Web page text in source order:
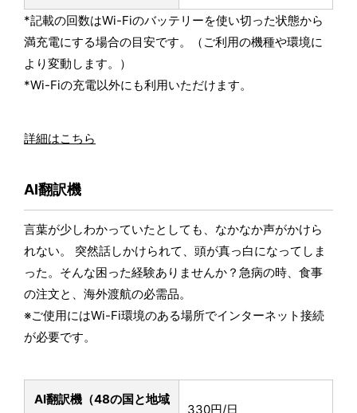
*記載の回数はWi-Fiのバッテリーを使い切った状態から
満充電にする場合の目安です。（ご利用の機種や環境に
より変動します。）
*Wi-Fiの充電以外にも利用いただけます。
詳細はこちら
AI翻訳機
言葉が少しわかっていたとしても、なかなか声がかけら
れない。 突然話しかけられて、頭が真っ白になってしま
った。そんな困った経験ありませんか？急病の時、食事
の注文と、海外渡航の必需品。
※ご使用にはWi-Fi環境のある場所でインターネット接続
が必要です。
AI翻訳機（48の国と地域
330円/日